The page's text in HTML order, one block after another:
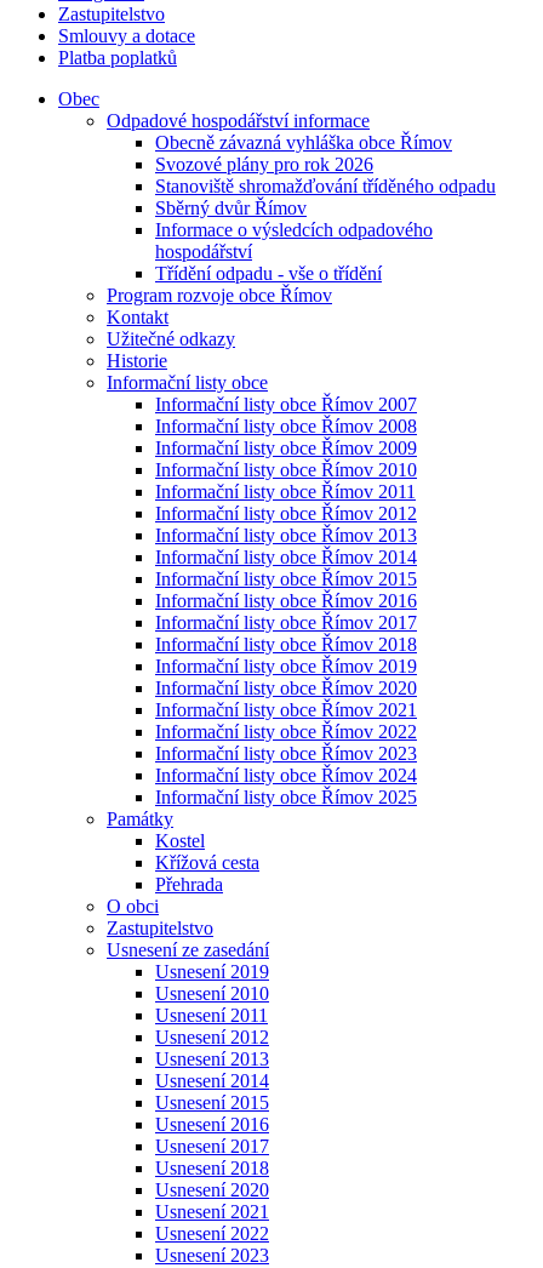
Zastupitelstvo
Smlouvy a dotace
Platba poplatků
Obec
Odpadové hospodářství informace
Obecně závazná vyhláška obce Římov
Svozové plány pro rok 2026
Stanoviště shromažďování tříděného odpadu
Sběrný dvůr Římov
Informace o výsledcích odpadového
hospodářství
Třídění odpadu - vše o třídění
Program rozvoje obce Římov
Kontakt
Užitečné odkazy
Historie
Informační listy obce
Informační listy obce Římov 2007
Informační listy obce Římov 2008
Informační listy obce Římov 2009
Informační listy obce Římov 2010
Informační listy obce Římov 2011
Informační listy obce Římov 2012
Informační listy obce Římov 2013
Informační listy obce Římov 2014
Informační listy obce Římov 2015
Informační listy obce Římov 2016
Informační listy obce Římov 2017
Informační listy obce Římov 2018
Informační listy obce Římov 2019
Informační listy obce Římov 2020
Informační listy obce Římov 2021
Informační listy obce Římov 2022
Informační listy obce Římov 2023
Informační listy obce Římov 2024
Informační listy obce Římov 2025
Památky
Kostel
Křížová cesta
Přehrada
O obci
Zastupitelstvo
Usnesení ze zasedání
Usnesení 2019
Usnesení 2010
Usnesení 2011
Usnesení 2012
Usnesení 2013
Usnesení 2014
Usnesení 2015
Usnesení 2016
Usnesení 2017
Usnesení 2018
Usnesení 2020
Usnesení 2021
Usnesení 2022
Usnesení 2023